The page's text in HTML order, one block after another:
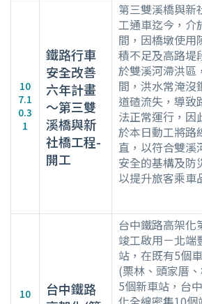
10
7.1
0.3
1
鐵路行車
安全改善
六年計畫
～第三雙
溪橋與新
社橋工程-
開工
第三雙溪橋與新
工通車迄今，介
間，因橋墩使用
積不足及高路堤
於雙溪河滯洪區
間，洪水常淹沒
道碴流失，導致
法正常運行，因
於本日動工將路
直，以符合雙溪
安全的基構及防
以提升旅客乘車
10
台中鐵路
台中鐵路高架化
竣工啟用－北端
站，在既有5個
(栗林、頭家厝
5個新車站，台